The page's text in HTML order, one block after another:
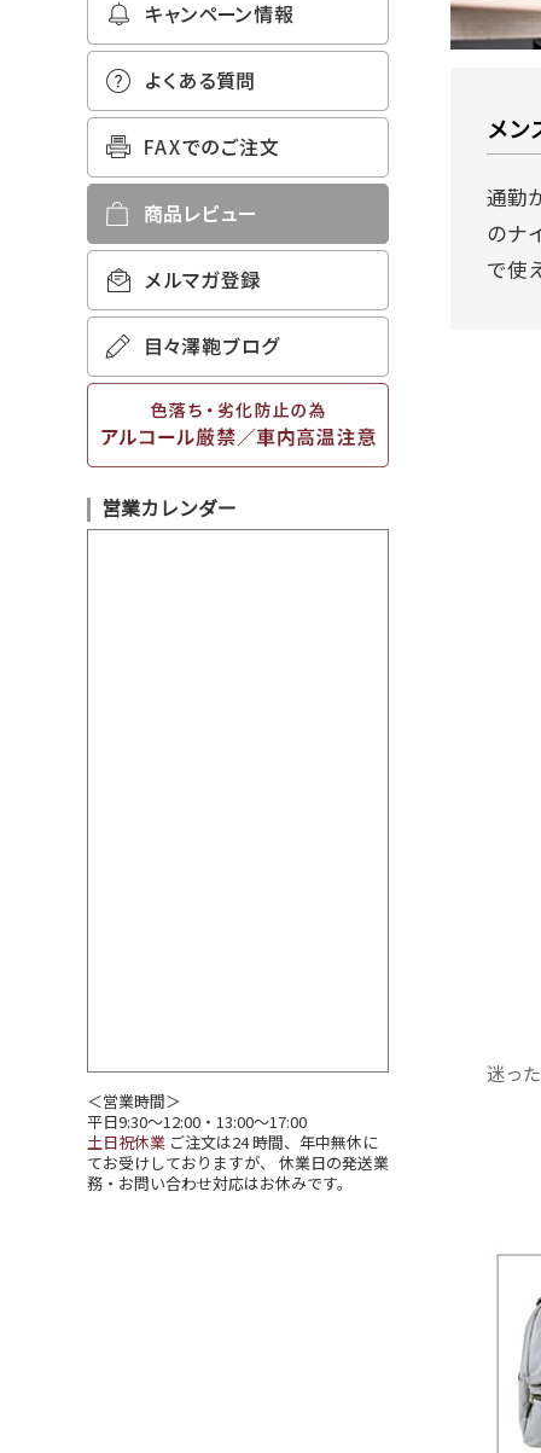
営業カレンダー
＜営業時間＞
平日9:30～12:00・13:00～17:00
土日祝休業 ご注文は24 時間、年中無休に
てお受けしておりますが、 休業日の発送業
務・お問い合わせ対応はお休みです。
メン
通勤
のナ
で使
迷っ